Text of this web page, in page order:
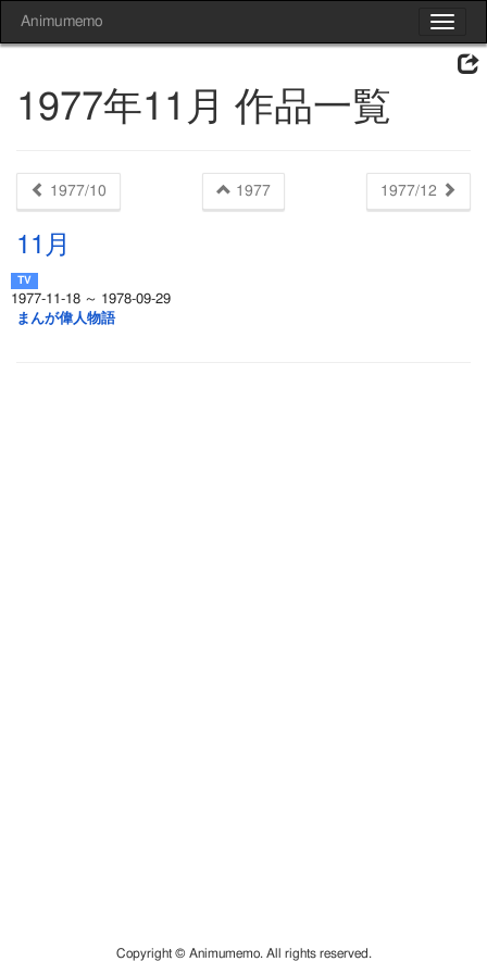
Toggle
Animumemo
1977年11月 作品一覧
1977/10 1977 1977/12
11月
1977-11-18 ～ 1978-09-29
まんが偉人物語
Copyright © Animumemo. All rights reserved.